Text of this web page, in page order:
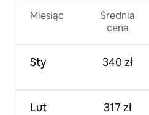
Miesiąc
Sty
Lut
Średnia
cena
340 zł
317 zł